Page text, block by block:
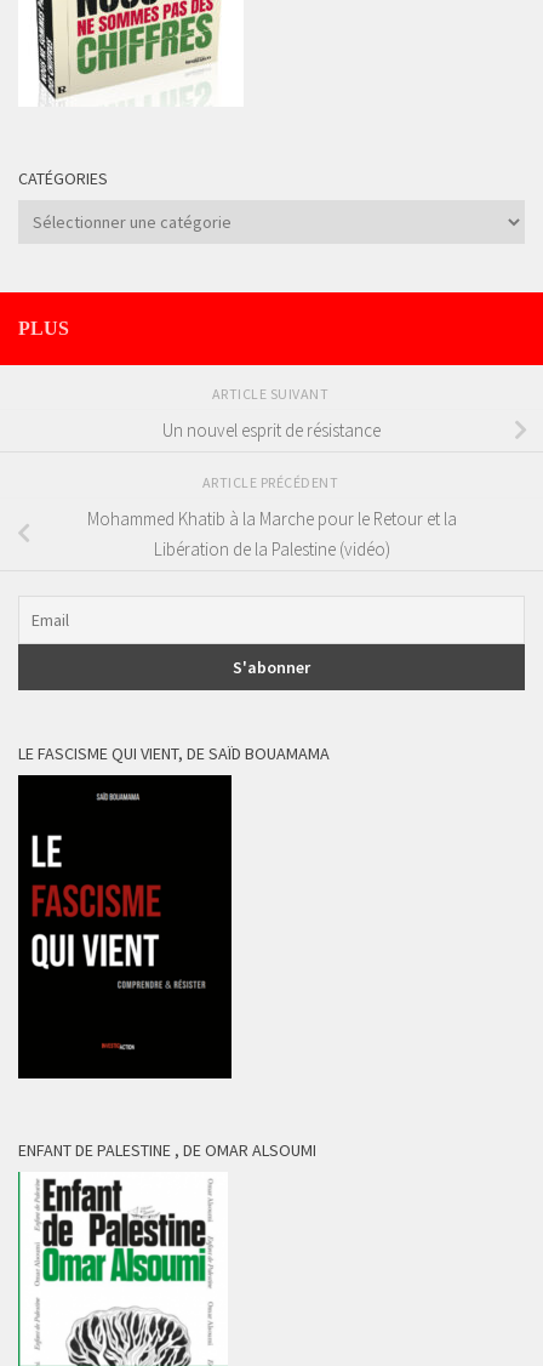
CATÉGORIES
Catégories
PLUS
ARTICLE SUIVANT
Un nouvel esprit de résistance
ARTICLE PRÉCÉDENT
Mohammed Khatib à la Marche pour le Retour et la
Libération de la Palestine (vidéo)
LE FASCISME QUI VIENT, DE SAÏD BOUAMAMA
ENFANT DE PALESTINE , DE OMAR ALSOUMI